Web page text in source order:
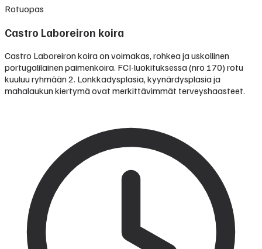
Rotuopas
Castro Laboreiron koira
Castro Laboreiron koira on voimakas, rohkea ja uskollinen
portugalilainen paimenkoira. FCI-luokituksessa (nro 170) rotu
kuuluu ryhmään 2. Lonkkadysplasia, kyynärdysplasia ja
mahalaukun kiertymä ovat merkittävimmät terveyshaasteet.